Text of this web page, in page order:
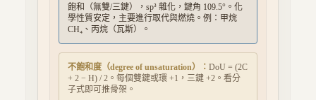
飽和（無雙/三鍵），sp³ 雜化，鍵角 109.5°。化
學性質安定，主要進行取代與燃燒。例：甲烷
CH₄、丙烷（瓦斯）。
不飽和度（degree of unsaturation）： DoU = (2C
+ 2 − H) / 2。每個雙鍵或環 +1，三鍵 +2。看分
子式即可推骨架。